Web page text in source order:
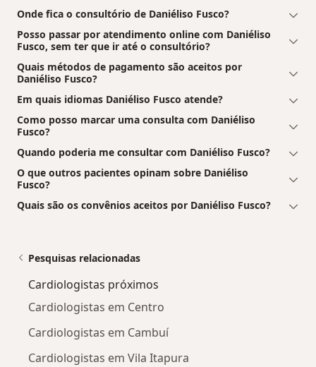
Onde fica o consultório de Daniéliso Fusco?
Posso passar por atendimento online com Daniéliso
Fusco, sem ter que ir até o consultório?
Quais métodos de pagamento são aceitos por
Daniéliso Fusco?
Em quais idiomas Daniéliso Fusco atende?
Como posso marcar uma consulta com Daniéliso
Fusco?
Quando poderia me consultar com Daniéliso Fusco?
O que outros pacientes opinam sobre Daniéliso
Fusco?
Quais são os convênios aceitos por Daniéliso Fusco?
Pesquisas relacionadas
Cardiologistas próximos
Cardiologistas em Centro
Cardiologistas em Cambuí
Cardiologistas em Vila Itapura